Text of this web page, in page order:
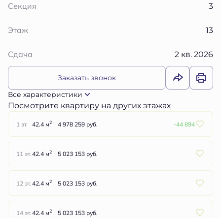
Секция 3
Этаж 13
Сдача 2 кв. 2026
Заказать звонок
Все характеристики
Посмотрите квартиру на других этажах
1 эт. 42.4 м2 4 978 259 руб. -44 894
11 эт. 42.4 м2 5 023 153 руб.
12 эт. 42.4 м2 5 023 153 руб.
14 эт. 42.4 м2 5 023 153 руб.